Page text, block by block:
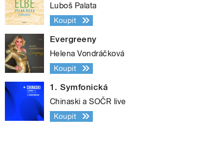
Luboš Palata
Koupit
Evergreeny
Helena Vondráčková
Koupit
1. Symfonická
Chinaski a SOČR live
Koupit